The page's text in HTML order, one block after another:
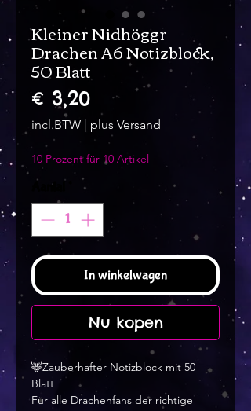
Kleiner Nidhöggr
Drachen A6 Notizblock,
50 Blatt
€ 3,20Prijs
incl.BTW | plus Versand
10 Prozent für 10 Artikel
Aantal
In winkelwagen
Nu kopen
🦌Zauberhafter Notizblock mit 50
Blatt
Für alle Drachenfans der richtige